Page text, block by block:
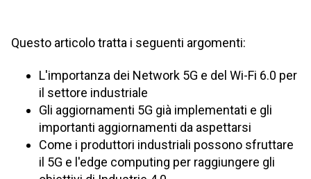
Questo articolo tratta i seguenti argomenti:
L'importanza dei Network 5G e del Wi-Fi 6.0 per
il settore industriale
Gli aggiornamenti 5G già implementati e gli
importanti aggiornamenti da aspettarsi
Come i produttori industriali possono sfruttare
il 5G e l'edge computing per raggiungere gli